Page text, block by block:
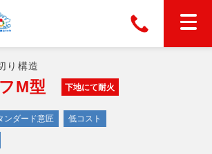
6300（受付時間 8:30〜17:30）
0091 （受付時間 8:30〜17:30）
り構造
M型 下地にて耐火
ンダード意匠 低コスト